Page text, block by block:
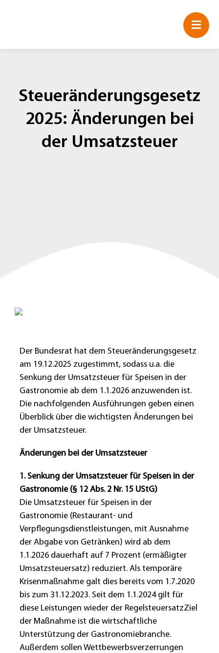
Steueränderungsgesetz
2025: Änderungen bei
der Umsatzsteuer
Der Bundesrat hat dem Steueränderungsgesetz
am 19.12.2025 zugestimmt, sodass u.a. die
Senkung der Umsatzsteuer für Speisen in der
Gastronomie ab dem 1.1.2026 anzuwenden ist.
Die nachfolgenden Ausführungen geben einen
Überblick über die wichtigsten Änderungen bei
der Umsatzsteuer.
Änderungen bei der Umsatzsteuer
1. Senkung der Umsatzsteuer für Speisen in der
Gastronomie (§ 12 Abs. 2 Nr. 15 UStG)
Die Umsatzsteuer für Speisen in der
Gastronomie (Restaurant- und
Verpflegungsdienstleistungen, mit Ausnahme
der Abgabe von Getränken) wird ab dem
1.1.2026 dauerhaft auf 7 Prozent (ermäßigter
Umsatzsteuersatz) reduziert. Als temporäre
Krisenmaßnahme galt dies bereits vom 1.7.2020
bis zum 31.12.2023. Seit dem 1.1.2024 gilt für
diese Leistungen wieder der RegelsteuersatzZiel
der Maßnahme ist die wirtschaftliche
Unterstützung der Gastronomiebranche.
Außerdem sollen Wettbewerbsverzerrungen